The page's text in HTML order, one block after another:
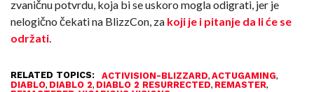
zvaničnu potvrdu, koja bi se uskoro mogla odigrati, jer je
nelogično čekati na BlizzCon, za koji je i pitanje da li će se
održati
RELATED TOPICS: ACTIVISION-BLIZZARD, ACTUGAMING,
DIABLO, DIABLO 2, DIABLO 2 RESURRECTED, REMASTER,